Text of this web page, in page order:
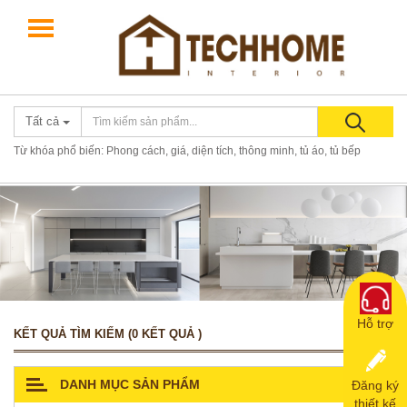
Giới thiệu Điều khoản Liên hệ 0867581118
Tất cả
Từ khóa phổ biến: Phong cách, giá, diện tích, thông minh, tủ áo, tủ bếp
KẾT QUẢ TÌM KIẾM (0 KẾT QUẢ )
DANH MỤC SẢN PHẨM
Hỗ trợ
Đăng ký
thiết kế